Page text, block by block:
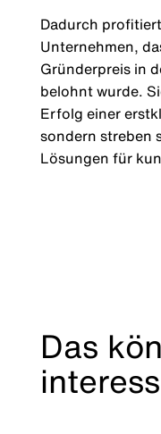
Dadurch
Unternehmen,
Gründerpreis in
belohnt wurde.
Erfolg einer
sondern streben
Lösungen für
Das